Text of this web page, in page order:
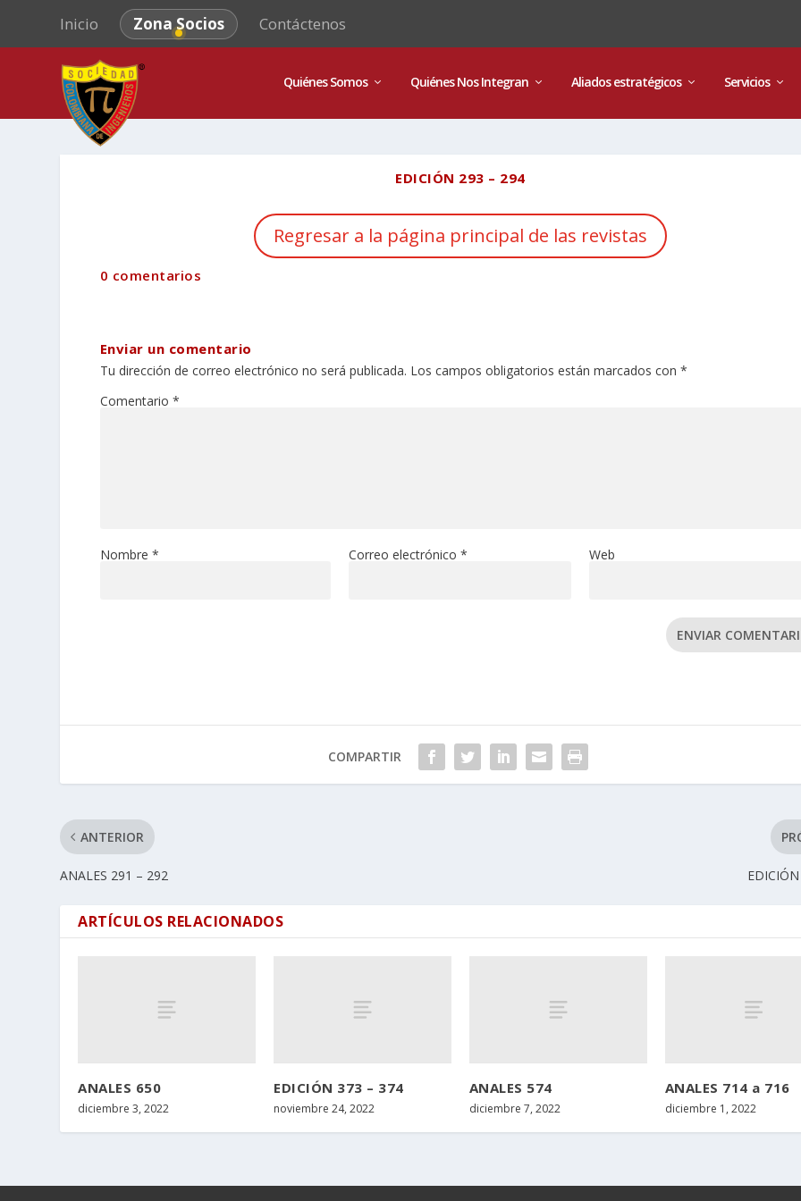
Inicio Zona Socios Contáctenos
Quiénes Somos Quiénes Nos Integran Aliados estratégicos Servicios
EDICIÓN 293 – 294
Regresar a la página principal de las revistas
0 comentarios
Enviar un comentario
Tu dirección de correo electrónico no será publicada. Los campos obligatorios están marcados con *
Comentario *
Nombre * Correo electrónico* Web
ENVIAR
COMPARTIR
ANTERIOR
ANALES 291 – 292
ARTÍCULOS RELACIONADOS
ANALES 650
diciembre 3, 2022
EDICIÓN 373 – 374
noviembre 24, 2022
ANALES 574
diciembre 7, 2022
ANALES 714 a 716
diciembre 1, 2022